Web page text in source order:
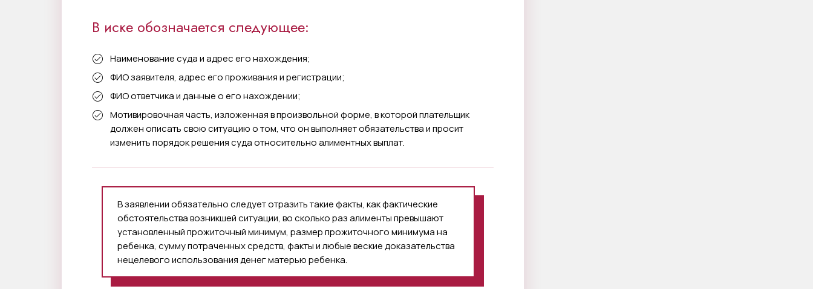
В иске обозначается следующее:
Наименование суда и адрес его нахождения;
ФИО заявителя, адрес его проживания и регистрации;
ФИО ответчика и данные о его нахождении;
Мотивировочная часть, изложенная в произвольной форме, в которой плательщик
должен описать свою ситуацию о том, что он выполняет обязательства и просит
изменить порядок решения суда относительно алиментных выплат.
В заявлении обязательно следует отразить такие факты, как фактические
обстоятельства возникшей ситуации, во сколько раз алименты превышают
установленный прожиточный минимум, размер прожиточного минимума на
ребенка, сумму потраченных средств, факты и любые веские доказательства
нецелевого использования денег матерью ребенка.